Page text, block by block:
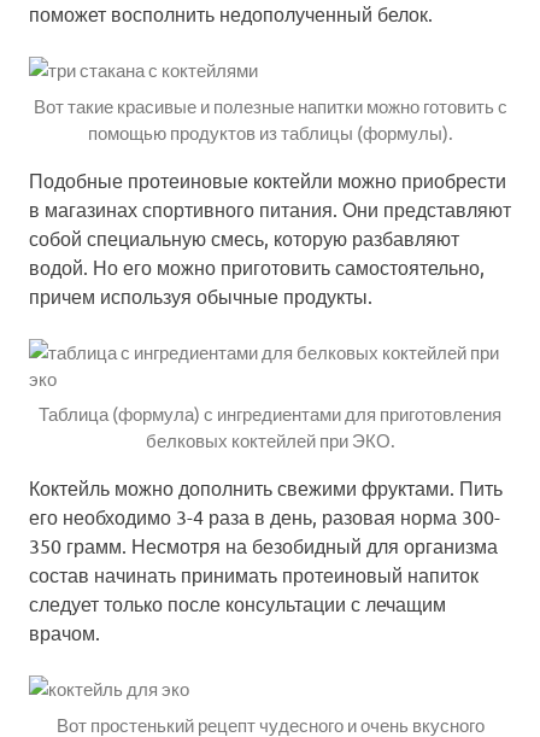
поможет восполнить недополученный белок.
Вот такие красивые и полезные напитки можно готовить с
помощью продуктов из таблицы (формулы).
Подобные протеиновые коктейли можно приобрести
в магазинах спортивного питания. Они представляют
собой специальную смесь, которую разбавляют
водой. Но его можно приготовить самостоятельно,
причем используя обычные продукты.
Таблица (формула) с ингредиентами для приготовления
белковых коктейлей при ЭКО.
Коктейль можно дополнить свежими фруктами. Пить
его необходимо 3-4 раза в день, разовая норма 300-
350 грамм. Несмотря на безобидный для организма
состав начинать принимать протеиновый напиток
следует только после консультации с лечащим
врачом.
Вот простенький рецепт чудесного и очень вкусного